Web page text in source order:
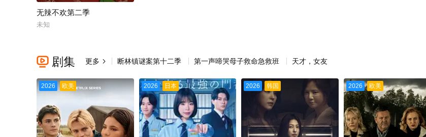
无辣不欢第二季
未知
 剧集 更多  断林镇谜案第十二季 第一声啼哭母子救命急救班 天才，女友
2026 欧美 2026 日本 2026 韩国 2026 欧美